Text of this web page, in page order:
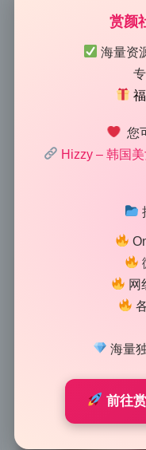
原
2026-7-09 11:18
这组图最抓我眼球的
拍出来的。Hizzy的
逆光，在发丝边缘形
洒在皮肤上，质感非
赏颜
海量资
您
Hizzy – 韩国
网
海量
前往